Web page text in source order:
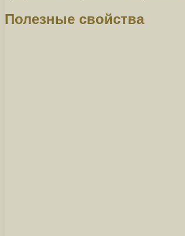
Полезные свойства